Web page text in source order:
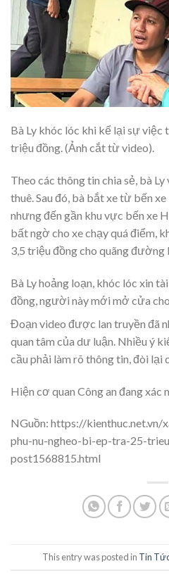
Bà Ly khóc lóc khi kể lại sự việc
triệu đồng. (Ảnh cắt từ video).
Theo các thông tin chia sẻ, bà
thuê. Sau đó, bà bắt xe từ bến
nhưng đến gần khu vực bến xe
bất ngờ cho xe chạy quá điểm,
3,5 triệu đồng cho quãng đường
Bà Ly hoảng loạn, khóc lóc xin
đồng, người này mới mở cửa
Đoạn video được lan truyền đã
quan tâm của dư luận. Nhiều ý
cầu phải làm rõ thông tin, đòi lại
Hiện cơ quan Công an đang xác
NGuồn: https://
phu-nu-ngheo-bi-ep-tra-25-
post1568815.html
This entry was posted in Tin